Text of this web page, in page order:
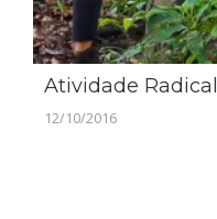
Atividade Radical
12/10/2016